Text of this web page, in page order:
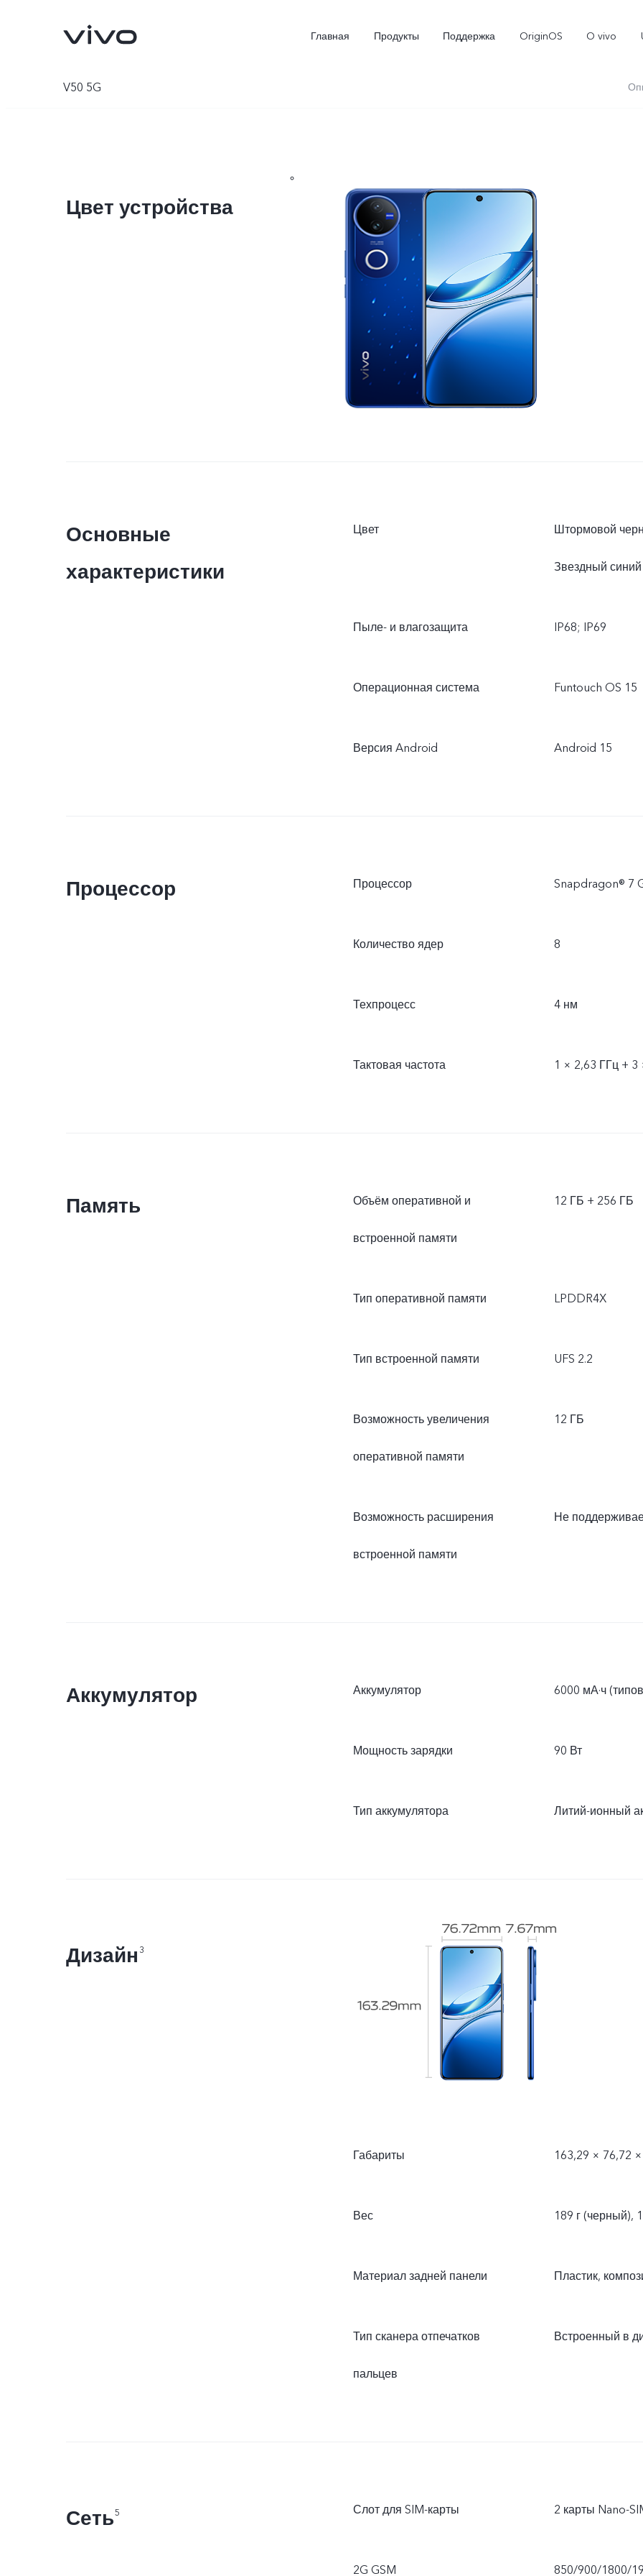
Главная Продукты Поддержка OriginOS O vivo
X300 X300 FE
V50 5G
Цвет устройства
Основные
характеристики
Цвет Штормовой
Звездный синий
Пыле- и влагозащита IP68; IP69
Операционная система Funtouch OS 15
Версия Android Android 15
Процессор Процессор Snapdragon® 7
Количество ядер 8
Техпроцесс 4 нм
Тактовая частота 1 × 2,63 ГГц +
Память Объём оперативной и
встроенной памяти
12 ГБ + 256 ГБ
Тип оперативной памяти LPDDR4X
Тип встроенной памяти UFS 2.2
Возможность увеличения
оперативной памяти
12 ГБ
Возможность расширения
встроенной памяти
Не
Аккумулятор Аккумулятор 6000 мА·ч
Мощность зарядки 90 Вт
Тип аккумулятора Литий-ионный
Дизайн 3
Габариты 163,29 × 76,72
Вес 189 г (черный),
Материал задней панели Пластик,
Тип сканера отпечатков
пальцев
Встроенный в
Сеть5 Слот для SIM-карты 2 карты Nano-
2G GSM 850/900/1800/